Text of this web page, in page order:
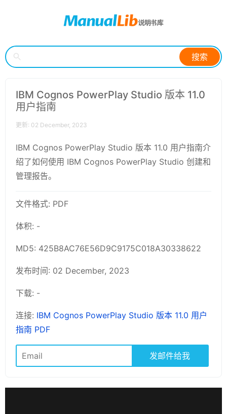
搜索
IBM Cognos PowerPlay Studio 版本 11.0
用户指南
更新: 02 December, 2023
IBM Cognos PowerPlay Studio 版本 11.0 用户指南介
绍了如何使用 IBM Cognos PowerPlay Studio 创建和
管理报告。
文件格式: PDF
体积: -
MD5: 425B8AC76E56D9C9175C018A30338622
发布时间: 02 December, 2023
下载: -
连接: IBM Cognos PowerPlay Studio 版本 11.0 用户
指南 PDF
发邮件给我